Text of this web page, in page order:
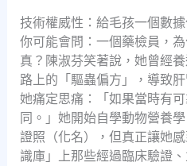
技術權威性：給毛孩一個數
你可能會問：一個藥檢員，
真？陳淑芬笑著說，她曾經
路上的「驅蟲偏方」，導致
她痛定思痛：「如果當時有
同。」她開始自學動物營養
證照（化名），但真正讓她
識庫」上那些經過臨床驗證